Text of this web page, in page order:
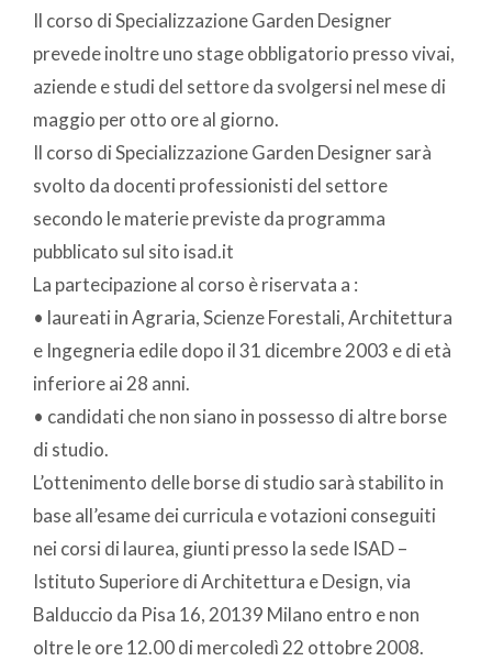
Il corso di Specializzazione Garden Designer
prevede inoltre uno stage obbligatorio presso vivai,
aziende e studi del settore da svolgersi nel mese di
maggio per otto ore al giorno.
Il corso di Specializzazione Garden Designer sarà
svolto da docenti professionisti del settore
secondo le materie previste da programma
pubblicato sul sito isad.it
La partecipazione al corso è riservata a :
• laureati in Agraria, Scienze Forestali, Architettura
e Ingegneria edile dopo il 31 dicembre 2003 e di età
inferiore ai 28 anni.
• candidati che non siano in possesso di altre borse
di studio.
L’ottenimento delle borse di studio sarà stabilito in
base all’esame dei curricula e votazioni conseguiti
nei corsi di laurea, giunti presso la sede ISAD –
Istituto Superiore di Architettura e Design, via
Balduccio da Pisa 16, 20139 Milano entro e non
oltre le ore 12.00 di mercoledì 22 ottobre 2008.